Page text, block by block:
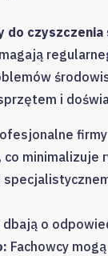
do
i
co minimalizuje
dbają o
Fachowcy